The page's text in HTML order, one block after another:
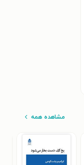
مشاهده همه